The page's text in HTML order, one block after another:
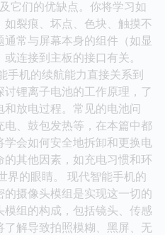
它们的优缺点。你将学习如
裂痕、坏点、色块、触摸不
常与屏幕本身的组件（如显
连接到主板的接口有关。
手机的续航能力直接关系到
锂离子电池的工作原理，了
放电过程。常见的电池问
、鼓包发热等，在本篇中都
会如何安全地拆卸和更换电
其他因素，如充电习惯和环
界的眼睛。 现代智能手机的
摄像头模组是实现这一切的
组的构成，包括镜头、传感
解导致拍照模糊、黑屏、无